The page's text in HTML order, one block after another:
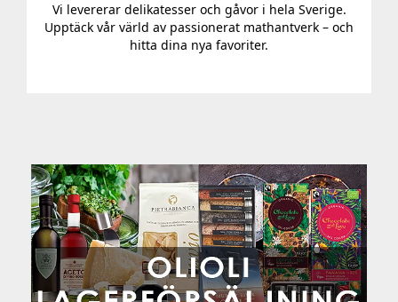
Vi levererar delikatesser och gåvor i hela Sverige.
Upptäck vår värld av passionerat mathantverk – och
hitta dina nya favoriter.